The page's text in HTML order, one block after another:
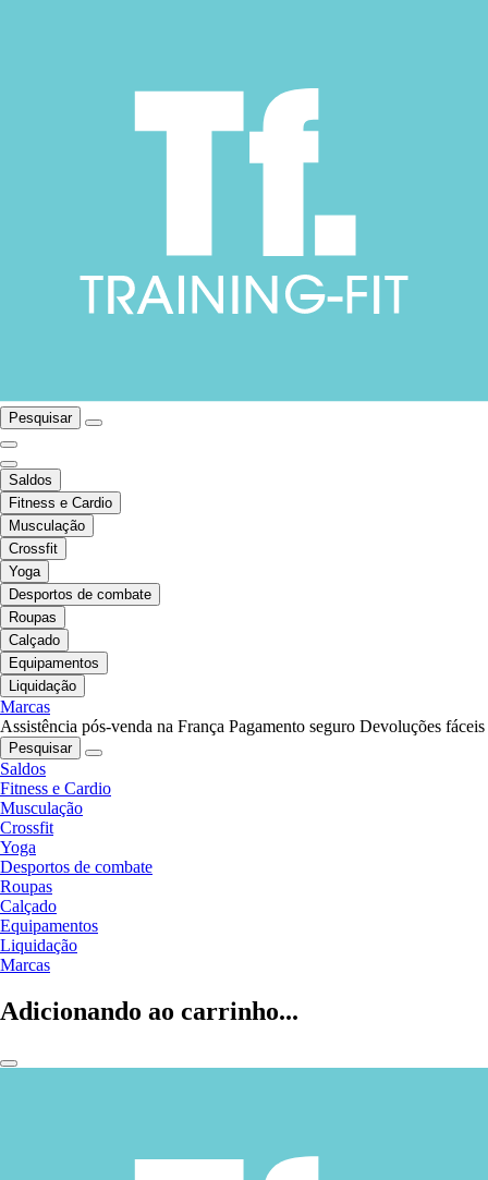
Pesquisar
Saldos
Fitness e Cardio
Musculação
Crossfit
Yoga
Desportos de combate
Roupas
Calçado
Equipamentos
Liquidação
Marcas
Assistência pós-venda na França Pagamento seguro Devoluções fáceis
Pesquisar
Saldos
Fitness e Cardio
Musculação
Crossfit
Yoga
Desportos de combate
Roupas
Calçado
Equipamentos
Liquidação
Marcas
Adicionando ao carrinho...